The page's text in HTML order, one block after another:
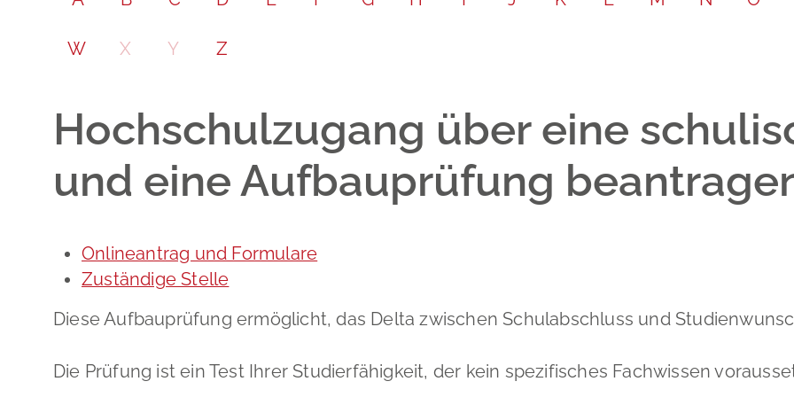
W X Y Z
Hochschulzugang über eine
und eine Aufbauprüfung
Onlineantrag und Formulare
Zuständige Stelle
Diese Aufbauprüfung ermöglicht, das Delta zwischen Schulabschluss und
Die Prüfung ist ein Test Ihrer Studierfähigkeit, der kein spezifisches Fachwissen
Leichte